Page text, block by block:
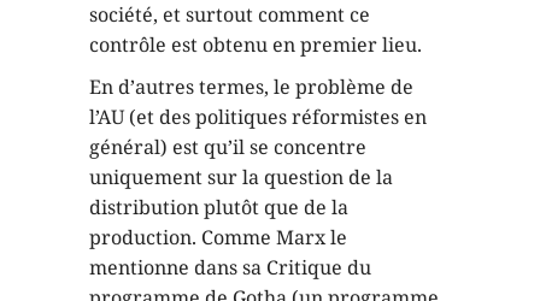
société, et surtout comment ce
contrôle est obtenu en premier lieu.
En d’autres termes, le problème de
l’AU (et des politiques réformistes en
général) est qu’il se concentre
uniquement sur la question de la
distribution plutôt que de la
production. Comme Marx le
mentionne dans sa Critique du